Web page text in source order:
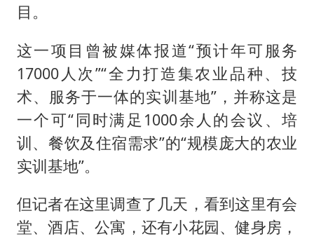
目。
这一项目曾被媒体报道“预计年可服务
17000人次”“全力打造集农业品种、技
术、服务于一体的实训基地”，并称这是
一个可“同时满足1000余人的会议、培
训、餐饮及住宿需求”的“规模庞大的农业
实训基地”。
但记者在这里调查了几天，看到这里有会
堂、酒店、公寓，还有小花园、健身房，